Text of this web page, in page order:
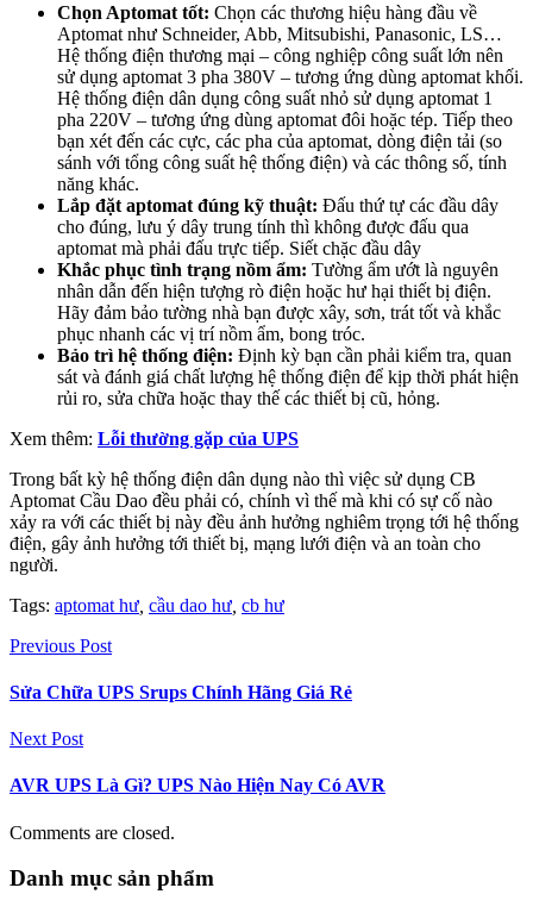
Chọn Aptomat tốt: Chọn các thương hiệu hàng đầu về
Aptomat như Schneider, Abb, Mitsubishi, Panasonic, LS…
Hệ thống điện thương mại – công nghiệp công suất lớn nên
sử dụng aptomat 3 pha 380V – tương ứng dùng aptomat khối.
Hệ thống điện dân dụng công suất nhỏ sử dụng aptomat 1
pha 220V – tương ứng dùng aptomat đôi hoặc tép. Tiếp theo
bạn xét đến các cực, các pha của aptomat, dòng điện tải (so
sánh với tổng công suất hệ thống điện) và các thông số, tính
năng khác.
Lắp đặt aptomat đúng kỹ thuật: Đấu thứ tự các đầu dây
cho đúng, lưu ý dây trung tính thì không được đấu qua
aptomat mà phải đấu trực tiếp. Siết chặc đầu dây
Khắc phục tình trạng nồm ẩm: Tường ẩm ướt là nguyên
nhân dẫn đến hiện tượng rò điện hoặc hư hại thiết bị điện.
Hãy đảm bảo tường nhà bạn được xây, sơn, trát tốt và khắc
phục nhanh các vị trí nồm ẩm, bong tróc.
Bảo trì hệ thống điện: Định kỳ bạn cần phải kiểm tra, quan
sát và đánh giá chất lượng hệ thống điện để kịp thời phát hiện
rủi ro, sửa chữa hoặc thay thế các thiết bị cũ, hỏng.
Xem thêm: Lỗi thường gặp của UPS
Trong bất kỳ hệ thống điện dân dụng nào thì việc sử dụng CB
Aptomat Cầu Dao đều phải có, chính vì thế mà khi có sự cố nào
xảy ra với các thiết bị này đều ảnh hưởng nghiêm trọng tới hệ thống
điện, gây ảnh hưởng tới thiết bị, mạng lưới điện và an toàn cho
người.
Tags: aptomat hư cầu dao hư cb hư
Previous Post
Sửa Chữa UPS Srups Chính Hãng Giá Rẻ
Next Post
AVR UPS Là Gì? UPS Nào Hiện Nay Có AVR
Comments are closed.
Danh mục sản phẩm